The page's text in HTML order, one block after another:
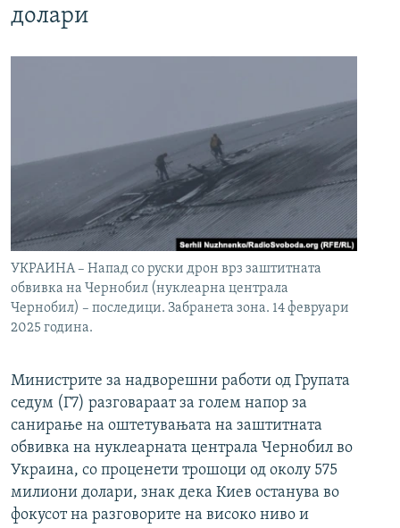
долари
УКРАИНА – Напад со руски дрон врз заштитната
обвивка на Чернобил (нуклеарна централа
Чернобил) – последици. Забранета зона. 14 февруари
2025 година.
Министрите за надворешни работи од Групата
седум (Г7) разговараат за голем напор за
санирање на оштетувањата на заштитната
обвивка на нуклеарната централа Чернобил во
Украина, со проценети трошоци од околу 575
милиони долари, знак дека Киев останува во
фокусот на разговорите на високо ниво и